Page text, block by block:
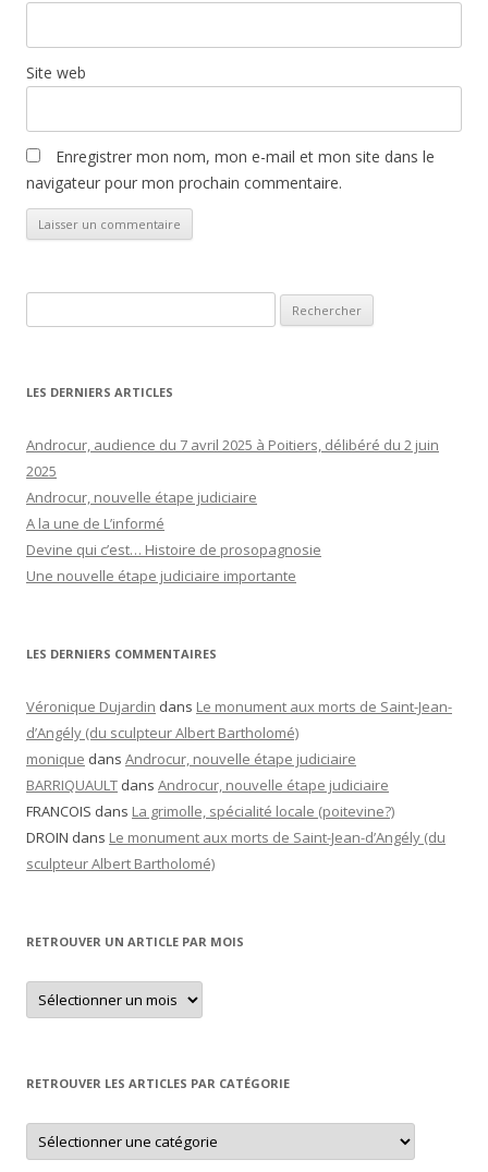
Site web
Enregistrer mon nom, mon e-mail et mon site dans le
navigateur pour mon prochain commentaire.
LES DERNIERS ARTICLES
Androcur, audience du 7 avril 2025 à Poitiers, délibéré du 2 juin
2025
Androcur, nouvelle étape judiciaire
A la une de L’informé
Devine qui c’est… Histoire de prosopagnosie
Une nouvelle étape judiciaire importante
LES DERNIERS COMMENTAIRES
Véronique Dujardin dans Le monument aux morts de Saint-Jean-
d’Angély (du sculpteur Albert Bartholomé)
monique dans Androcur, nouvelle étape judiciaire
BARRIQUAULT dans Androcur, nouvelle étape judiciaire
FRANCOIS dans La grimolle, spécialité locale (poitevine?)
DROIN dans Le monument aux morts de Saint-Jean-d’Angély (du
sculpteur Albert Bartholomé)
RETROUVER UN ARTICLE PAR MOIS
Retrouver
un
article
RETROUVER LES ARTICLES PAR CATÉGORIE
Retrouver
les
articles